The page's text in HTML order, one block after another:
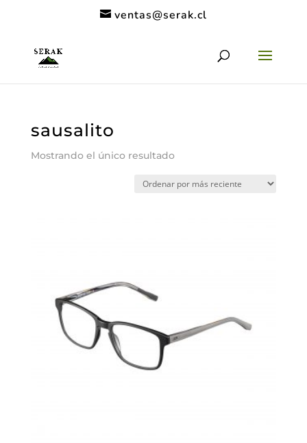
ventas@serak.cl
sausalito
Mostrando el único resultado